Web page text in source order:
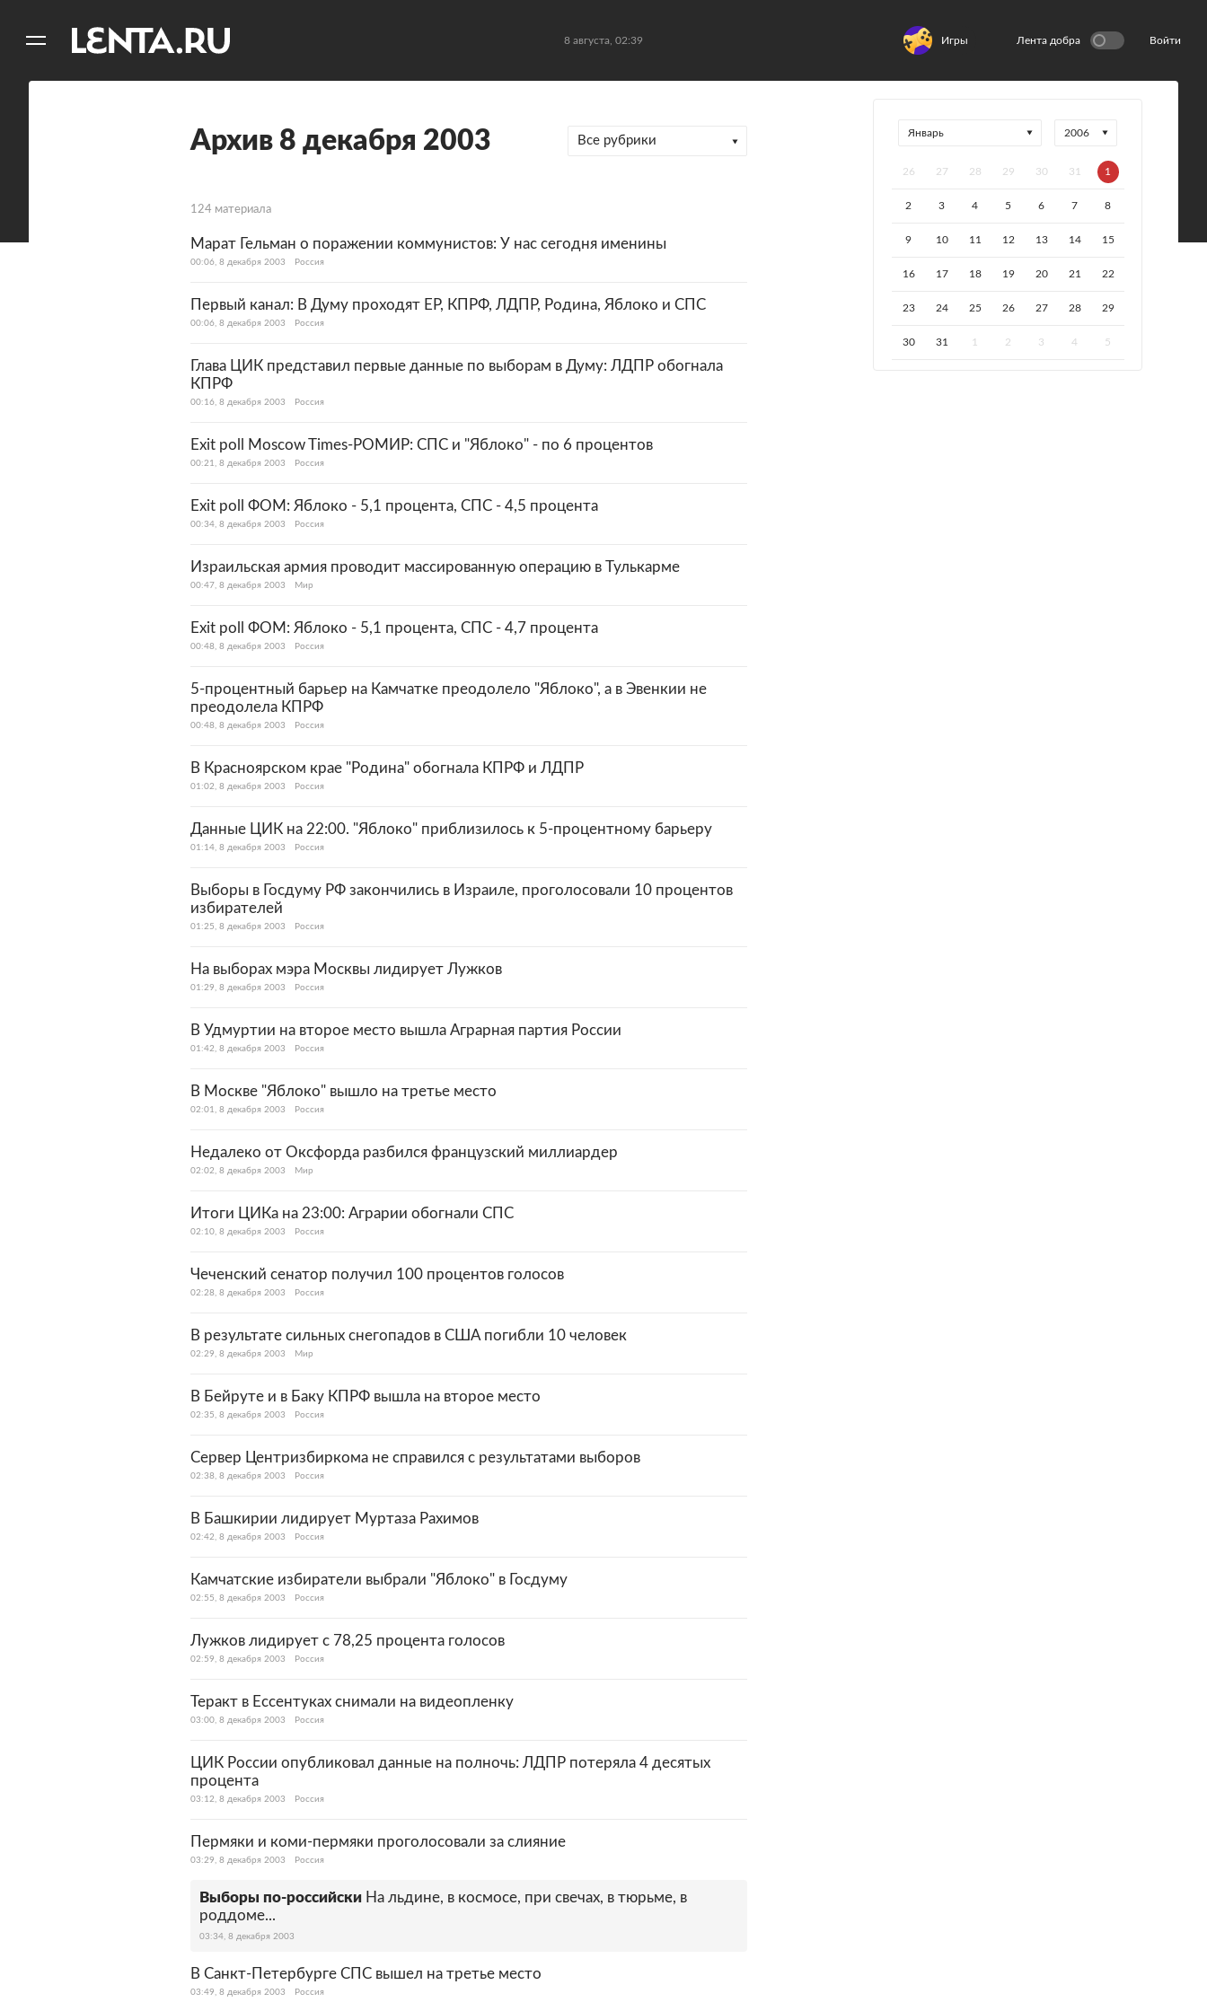
8 августа, 02:39 Игры Лента добра Войти
Архив 8 декабря 2003 Все рубрики
124 материала
Марат Гельман о поражении коммунистов: У нас сегодня именины
00:06, 8 декабря 2003 Россия
Первый канал: В Думу проходят ЕР, КПРФ, ЛДПР, Родина, Яблоко и СПС
00:06, 8 декабря 2003 Россия
Глава ЦИК представил первые данные по выборам в Думу: ЛДПР обогнала
КПРФ
00:16, 8 декабря 2003 Россия
Exit poll Moscow Times-РОМИР: СПС и "Яблоко" - по 6 процентов
00:21, 8 декабря 2003 Россия
Exit poll ФОМ: Яблоко - 5,1 процента, СПС - 4,5 процента
00:34, 8 декабря 2003 Россия
Израильская армия проводит массированную операцию в Тулькарме
00:47, 8 декабря 2003 Мир
Exit poll ФОМ: Яблоко - 5,1 процента, СПС - 4,7 процента
00:48, 8 декабря 2003 Россия
5-процентный барьер на Камчатке преодолело "Яблоко", а в Эвенкии не
преодолела КПРФ
00:48, 8 декабря 2003 Россия
В Красноярском крае "Родина" обогнала КПРФ и ЛДПР
01:02, 8 декабря 2003 Россия
Данные ЦИК на 22:00. "Яблоко" приблизилось к 5-процентному барьеру
01:14, 8 декабря 2003 Россия
Выборы в Госдуму РФ закончились в Израиле, проголосовали 10 процентов
избирателей
01:25, 8 декабря 2003 Россия
На выборах мэра Москвы лидирует Лужков
01:29, 8 декабря 2003 Россия
В Удмуртии на второе место вышла Аграрная партия России
01:42, 8 декабря 2003 Россия
В Москве "Яблоко" вышло на третье место
02:01, 8 декабря 2003 Россия
Недалеко от Оксфорда разбился французский миллиардер
02:02, 8 декабря 2003 Мир
Итоги ЦИКа на 23:00: Аграрии обогнали СПС
02:10, 8 декабря 2003 Россия
Чеченский сенатор получил 100 процентов голосов
02:28, 8 декабря 2003 Россия
В результате сильных снегопадов в США погибли 10 человек
02:29, 8 декабря 2003 Мир
В Бейруте и в Баку КПРФ вышла на второе место
02:35, 8 декабря 2003 Россия
Сервер Центризбиркома не справился с результатами выборов
02:38, 8 декабря 2003 Россия
В Башкирии лидирует Муртаза Рахимов
02:42, 8 декабря 2003 Россия
Камчатские избиратели выбрали "Яблоко" в Госдуму
02:55, 8 декабря 2003 Россия
Лужков лидирует с 78,25 процента голосов
02:59, 8 декабря 2003 Россия
Теракт в Ессентуках снимали на видеопленку
03:00, 8 декабря 2003 Россия
ЦИК России опубликовал данные на полночь: ЛДПР потеряла 4 десятых
процента
03:12, 8 декабря 2003 Россия
Пермяки и коми-пермяки проголосовали за слияние
03:29, 8 декабря 2003 Россия
Выборы по-российски На льдине, в космосе, при свечах, в тюрьме, в
роддоме...
03:34, 8 декабря 2003
В Санкт-Петербурге СПС вышел на третье место
03:49, 8 декабря 2003 Россия
26 27 28 29 30 31 1
2 3 4 5 6 7 8
9 10 11 12 13 14 15
16 17 18 19 20 21 22
23 24 25 26 27 28 29
30 31 1 2 3 4 5